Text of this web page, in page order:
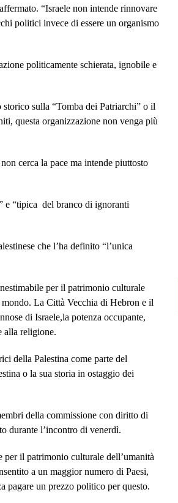
“Israele non intende rinnovare
politici invece di essere un organismo
politicamente schierata, ignobile e
sulla “Tomba dei Patriarchi” o il
questa organizzazione non venga più
cerca la pace ma intende piuttosto
e “tipica del branco di ignoranti
che l’ha definito “l’unica
per il patrimonio culturale
La Città Vecchia di Hebron e il
di Israele,la potenza occupante,
alla religione.
della Palestina come parte del
o la sua storia in ostaggio dei
della commissione con diritto di
durante l’incontro di venerdì.
il patrimonio culturale dell’umanità
a un maggior numero di Paesi,
pagare un prezzo politico per questo.